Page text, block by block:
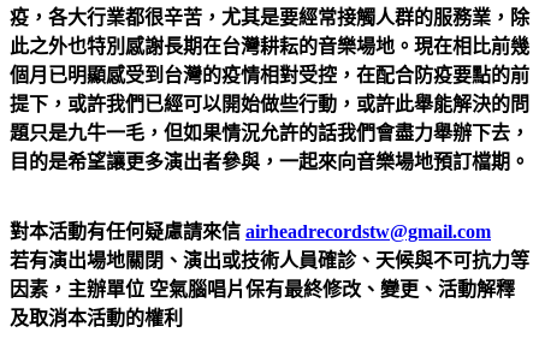
疫，各大行業都很辛苦，尤其是要經常接觸人群的服務業，除
此之外也特別感謝長期在台灣耕耘的音樂場地。現在相比前幾
個月已明顯感受到台灣的疫情相對受控，在配合防疫要點的前
提下，或許我們已經可以開始做些行動，或許此舉能解決的問
題只是九牛一毛，但如果情況允許的話我們會盡力舉辦下去，
目的是希望讓更多演出者參與，一起來向音樂場地預訂檔期。
對本活動有任何疑慮請來信 airheadrecordstw@gmail.com
若有演出場地關閉、演出或技術人員確診、天候與不可抗力等
因素，主辦單位 空氣腦唱片保有最終修改、變更、活動解釋
及取消本活動的權利